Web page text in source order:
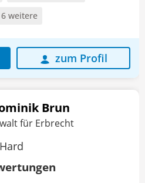
weitere
zum Profil
Brun
für Erbrecht